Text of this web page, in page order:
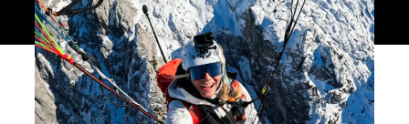
Prozkoumat
Servis